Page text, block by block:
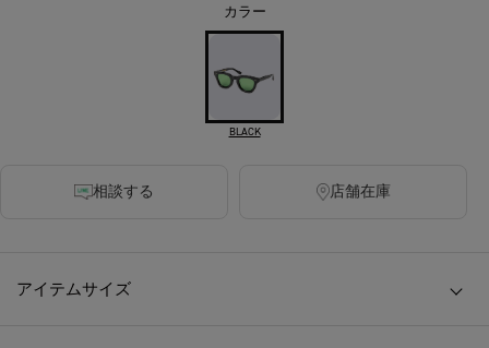
カラー
BLACK
相談する 店舗在庫
アイテムサイズ